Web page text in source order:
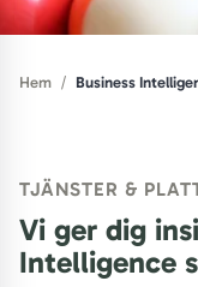
Hem / Business
TJÄNSTER &
Vi ger dig
Intelligence